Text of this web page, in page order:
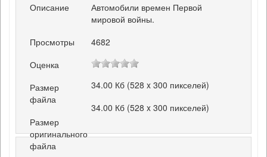
Описание
Автомобили времен Первой
мировой войны.
Просмотры
4682
Оценка
Размер
файла
34.00 Кб (528 x 300 пикселей)
Размер
оригинального
файла
34.00 Кб (528 x 300 пикселей)